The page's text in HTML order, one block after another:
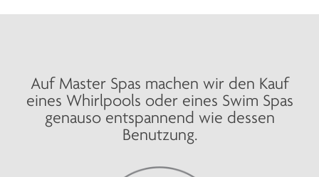
Auf Master Spas machen wir den Kauf
eines Whirlpools oder eines Swim Spas
genauso entspannend wie dessen
Benutzung.